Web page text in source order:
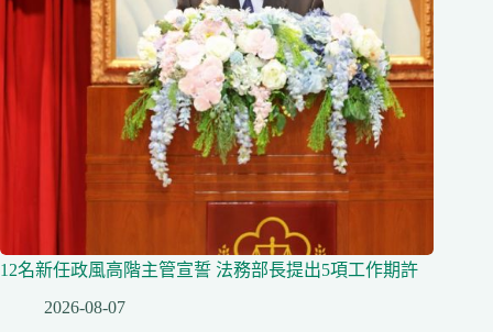
12名新任政風高階主管宣誓 法務部長提出5項工作期許
2026-08-07